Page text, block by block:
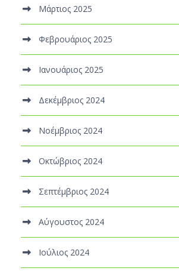
Μάρτιος 2025
Φεβρουάριος 2025
Ιανουάριος 2025
Δεκέμβριος 2024
Νοέμβριος 2024
Οκτώβριος 2024
Σεπτέμβριος 2024
Αύγουστος 2024
Ιούλιος 2024